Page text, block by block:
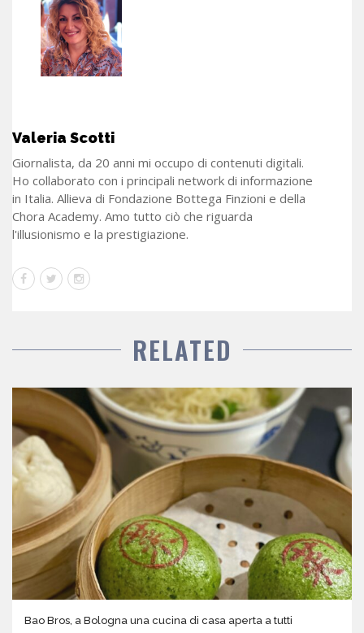
Valeria Scotti
Giornalista, da 20 anni mi occupo di contenuti digitali.
Ho collaborato con i principali network di informazione
in Italia. Allieva di Fondazione Bottega Finzioni e della
Chora Academy. Amo tutto ciò che riguarda
l'illusionismo e la prestigiazione.
RELATED
Bao Bros, a Bologna una cucina di casa aperta a tutti